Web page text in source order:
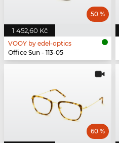
1 452,60 Kč
50 %
VOOY by edel-optics
Office Sun - 113-05
60 %